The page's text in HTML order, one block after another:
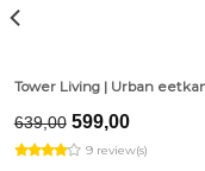
Tower Living | Urban
639,00 Original
price
was:
599,00Current
is:
9 review(s)